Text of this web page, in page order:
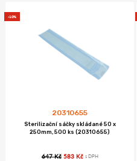
-10%
20310655
Sterilizační sáčky skládané 50 x
250mm, 500 ks (20310655)
647 Kč 583 Kč s DPH